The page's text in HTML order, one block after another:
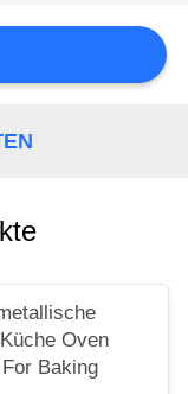
Oven
Baking